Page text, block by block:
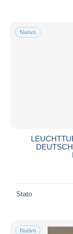
Nuovo
Stato
Nuovo